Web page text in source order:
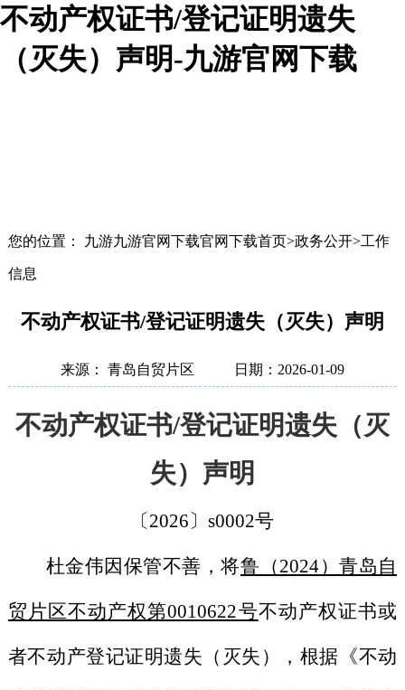
不动产权证书/登记证明遗失
（灭失）声明-九游官网下载
您的位置： 九游九游官网下载官网下载首页>政务公开>工作
信息
不动产权证书/登记证明遗失（灭失）声明
来源： 青岛自贸片区 日期：2026-01-09
不动产权证书/登记证明遗失（灭
失）声明
〔2026〕s0002号
杜金伟因保管不善，将鲁（2024）青岛自
贸片区不动产权第0010622号不动产权证书或
者不动产登记证明遗失（灭失），根据《不动